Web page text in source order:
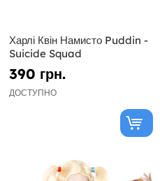
Харлі Квін Намисто Puddin -
Suicide Squad
390 грн.
ДОСТУПНО